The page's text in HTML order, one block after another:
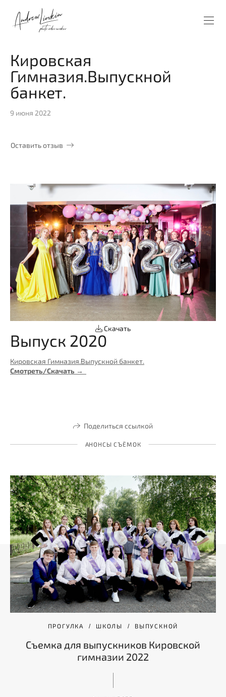
Кировская
Гимназия.Выпускной
банкет.
9 июня 2022
Оставить отзыв
Скачать
Выпуск 2020
Кировская Гимназия.Выпускной банкет.
Смотреть/Скачать →
Поделиться ссылкой
АНОНСЫ СЪЁМОК
ПРОГУЛКА ШКОЛЫ ВЫПУСКНОЙ
Съемка для выпускников Кировской
гимназии 2022